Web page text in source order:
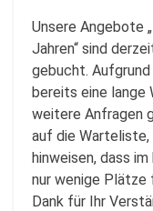
Unsere Angebote
Jahren“ sind
gebucht.
bereits eine lange
weitere Anfragen
auf die
hinweisen, dass
nur wenige Plätze
Dank für Ihr